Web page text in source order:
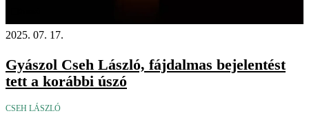
2025. 07. 17.
Gyászol Cseh László, fájdalmas bejelentést
tett a korábbi úszó
CSEH LÁSZLÓ